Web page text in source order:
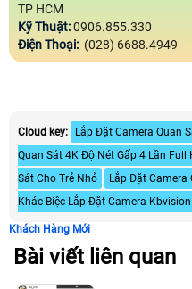
TP HCM
Kỹ Thuật:0906.855.330
Điện Thoại: (028) 6688.4949
Cloud key: Lắp Đặt Camera Quan
Quan Sát 4K Độ Nét Gấp 4 Lần Full
Sát Cho Trẻ Nhỏ
Lắp Đặt Camera
Khác Biệc Lắp Đặt Camera
Khách Hàng Mới
Bài viết liên quan